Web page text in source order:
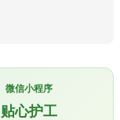
微信小程序
贴心护工